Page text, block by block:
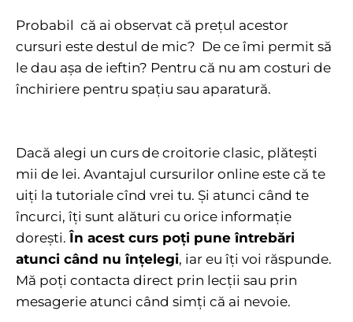
Probabil că ai observat că prețul acestor
cursuri este destul de mic? De ce îmi permit să
le dau așa de ieftin? Pentru că nu am costuri de
închiriere pentru spațiu sau aparatură.
Dacă alegi un curs de croitorie clasic, plătești
mii de lei. Avantajul cursurilor online este că te
uiți la tutoriale cînd vrei tu. Și atunci când te
încurci, îți sunt alături cu orice informație
dorești.În acest curs poți pune întrebări
atunci când nu înțelegi, iar eu îți voi răspunde.
Mă poți contacta direct prin lecții sau prin
mesagerie atunci când simți că ai nevoie.